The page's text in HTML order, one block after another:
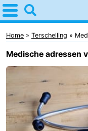
Home
Terschelling
Tips
kinderen
Dorpen
Natuur
Home Terschelling
Medische adressen